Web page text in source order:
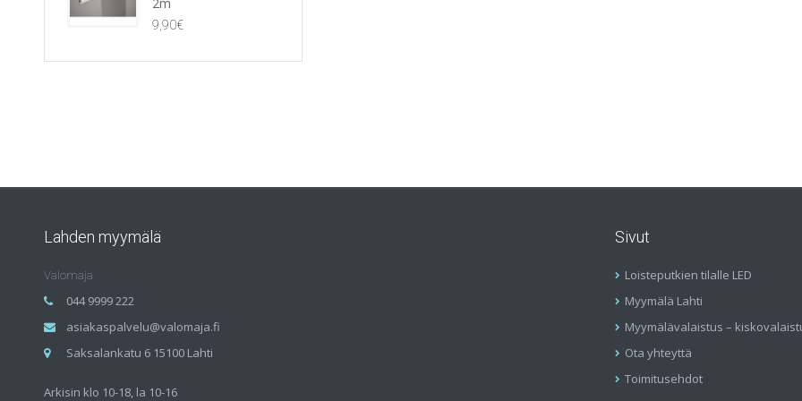
9,90€
Lahden myymälä
Valomaja
044 9999 222
asiakaspalvelu@valomaja.fi
Saksalankatu 6 15100 Lahti
Arkisin klo 10-18, la 10-16
Sivut
Loisteputkien tilalle LED
Myymälä Lahti
Myymälävalaistus –
Ota yhteyttä
Toimitusehdot